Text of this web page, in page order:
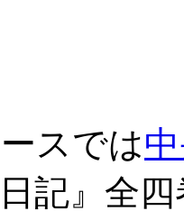
スでは
記』全